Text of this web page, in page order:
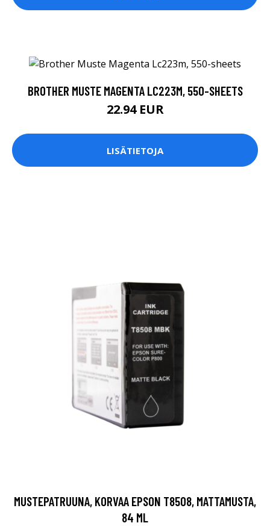
BROTHER MUSTE MAGENTA LC223M, 550-SHEETS
22.94 EUR
LISÄTIETOJA
MUSTEPATRUUNA, KORVAA EPSON T8508, MATTAMUSTA,
84 ML